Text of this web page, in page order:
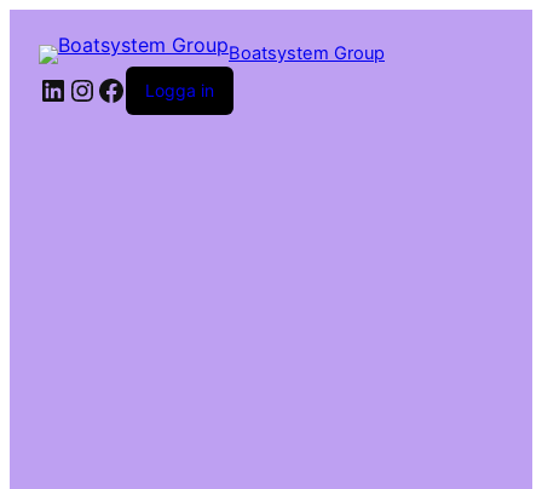
Boatsystem Group
LinkedIn
Instagram
Facebook
Logga in